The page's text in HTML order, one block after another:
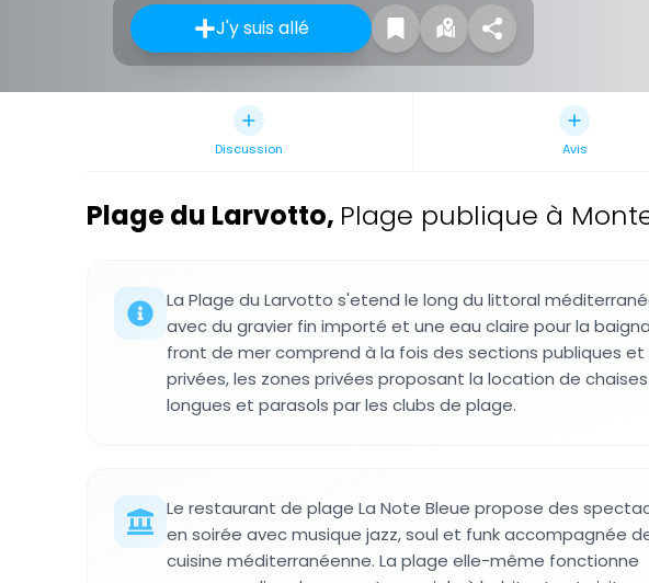
J'y suis allé
Discussion Avis
Plage du Larvotto, Plage publique à
La Plage du Larvotto s'etend le long du littoral
avec du gravier fin importé et une eau claire pour la
front de mer comprend à la fois des sections publiques et
privées, les zones privées proposant la location de chaises
longues et parasols par les clubs de plage.
Le restaurant de plage La Note Bleue propose des
en soirée avec musique jazz, soul et funk accompagnée
cuisine méditerranéenne. La plage elle-même fonctionne